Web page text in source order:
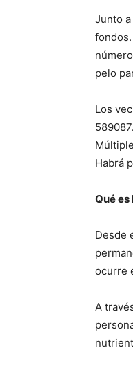
Junto
pelo
Los
Habrá
Qué es
Desde
ocurre
A